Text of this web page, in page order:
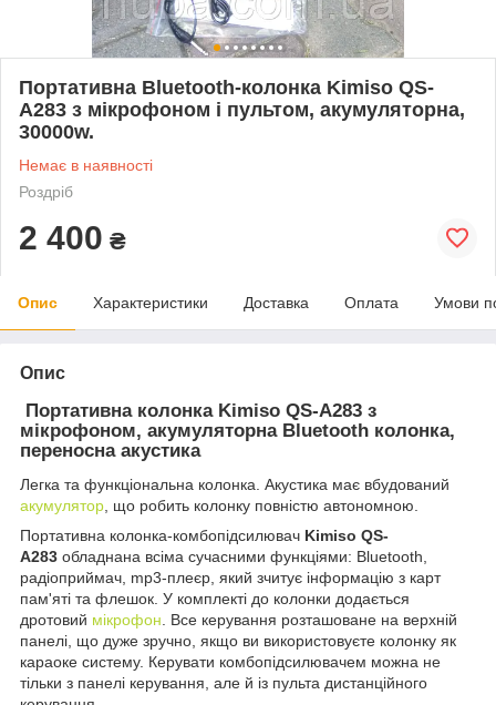
Портативна Bluetooth-колонка Kimiso QS-
A283 з мікрофоном і пультом, акумуляторна,
30000w.
Немає в наявності
Роздріб
2 400 ₴
Опис Характеристики Доставка Оплата Умови
Опис
Портативна колонка Kimiso QS-A283 з
мікрофоном, акумуляторна Bluetooth колонка,
переносна акустика
Легка та функціональна колонка. Акустика має вбудований
акумулятор , що робить колонку повністю автономною.
Портативна колонка-комбопідсилювач Kimiso QS-
A283 обладнана всіма сучасними функціями: Bluetooth,
радіоприймач, mp3-плеєр, який зчитує інформацію з карт
пам'яті та флешок. У комплекті до колонки додається
дротовий мікрофон . Все керування розташоване на верхній
панелі, що дуже зручно, якщо ви використовуєте колонку як
караоке систему. Керувати комбопідсилювачем можна не
тільки з панелі керування, але й із пульта дистанційного